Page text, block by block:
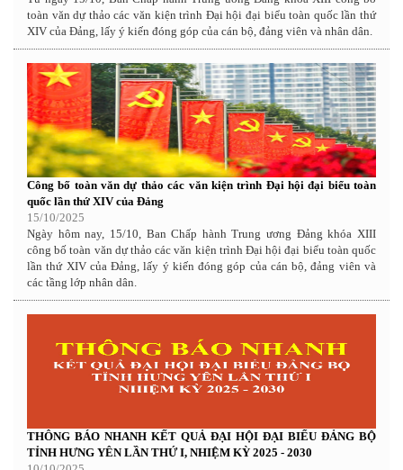
toàn văn dự thảo các văn kiện trình Đại hội đại biểu toàn quốc lần thứ
XIV của Đảng, lấy ý kiến đóng góp của cán bộ, đảng viên và nhân dân.
Công bố toàn văn dự thảo các văn kiện trình Đại hội đại biểu toàn
quốc lần thứ XIV của Đảng
15/10/2025
Ngày hôm nay, 15/10, Ban Chấp hành Trung ương Đảng khóa XIII
công bố toàn văn dự thảo các văn kiện trình Đại hội đại biểu toàn quốc
lần thứ XIV của Đảng, lấy ý kiến đóng góp của cán bộ, đảng viên và
các tầng lớp nhân dân.
THÔNG BÁO NHANH KẾT QUẢ ĐẠI HỘI ĐẠI BIỂU ĐẢNG BỘ
TỈNH HƯNG YÊN LẦN THỨ I, NHIỆM KỲ 2025 - 2030